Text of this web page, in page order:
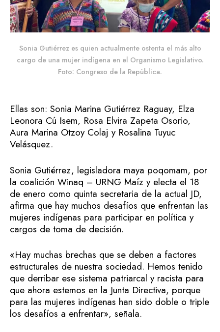
Sonia Gutiérrez es quien actualmente ostenta el más alto
cargo de una mujer indígena en el Organismo Legislativo.
Foto: Congreso de la República.
Ellas son: Sonia Marina Gutiérrez Raguay, Elza
Leonora Cú Isem, Rosa Elvira Zapeta Osorio,
Aura Marina Otzoy Colaj y Rosalina Tuyuc
Velásquez.
Sonia Gutiérrez, legisladora maya poqomam, por
la coalición Winaq – URNG Maíz y electa el 18
de enero como quinta secretaria de la actual JD,
afirma que hay muchos desafíos que enfrentan las
mujeres indígenas para participar en política y
cargos de toma de decisión.
«Hay muchas brechas que se deben a factores
estructurales de nuestra sociedad. Hemos tenido
que derribar ese sistema patriarcal y racista para
que ahora estemos en la Junta Directiva, porque
para las mujeres indígenas han sido doble o triple
los desafíos a enfrentar», señala.